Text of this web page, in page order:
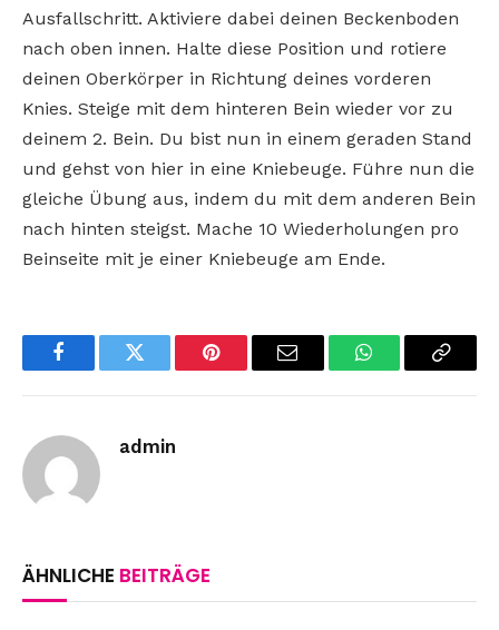
Ausfallschritt. Aktiviere dabei deinen Beckenboden
nach oben innen. Halte diese Position und rotiere
deinen Oberkörper in Richtung deines vorderen
Knies. Steige mit dem hinteren Bein wieder vor zu
deinem 2. Bein. Du bist nun in einem geraden Stand
und gehst von hier in eine Kniebeuge. Führe nun die
gleiche Übung aus, indem du mit dem anderen Bein
nach hinten steigst. Mache 10 Wiederholungen pro
Beinseite mit je einer Kniebeuge am Ende.
FacebookTwitter Pinterest Email WhatsAppCopy
admin
ÄHNLICHE BEITRÄGE